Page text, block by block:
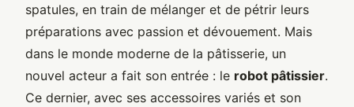
spatules, en train de mélanger et de pétrir leurs
préparations avec passion et dévouement. Mais
dans le monde moderne de la pâtisserie, un
nouvel acteur a fait son entrée : le robot pâtissier.
Ce dernier, avec ses accessoires variés et son